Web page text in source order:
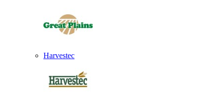
Harvestec